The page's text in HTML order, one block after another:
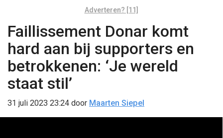
Adverteren? [11]
Faillissement Donar komt
hard aan bij supporters en
betrokkenen: ‘Je wereld
staat stil’
31 juli 2023 23:24 door Maarten Siepel